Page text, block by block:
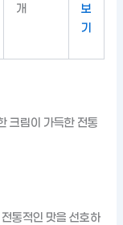
개
보
기
크림이 가득한 전통
통적인 맛을 선호하